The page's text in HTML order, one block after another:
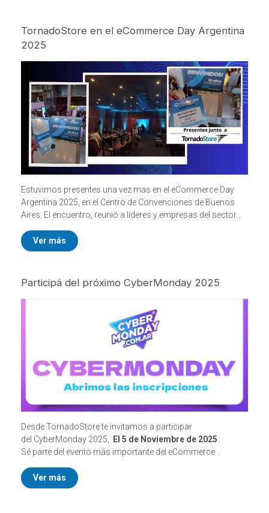
TornadoStore en el eCommerce Day Argentina
2025
Estuvimos presentes una vez mas en el eCommerce Day
Argentina 2025, en el Centro de Convenciones de Buenos
Aires. El encuentro, reunió a líderes y empresas del sector
commerce y el futuro de los marketplaces en la región.
Ver más
Participá del próximo CyberMonday 2025
Desde TornadoStore te invitamos a participar
del CyberMonday 2025,
El 5 de Noviembre de 2025
Sé parte del evento más importante del eCommerce
clientes.
Ver más